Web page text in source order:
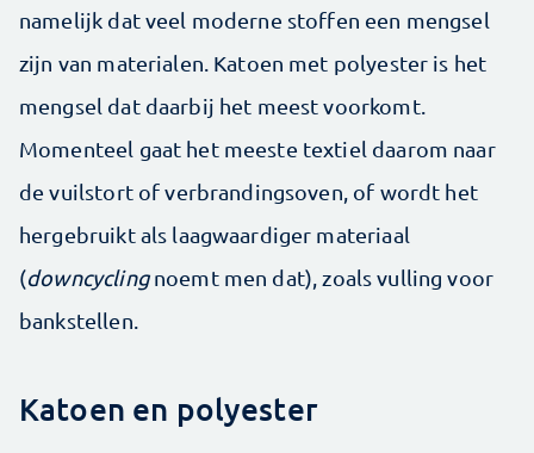
namelijk dat veel moderne stoffen een mengsel
zijn van materialen. Katoen met polyester is het
mengsel dat daarbij het meest voorkomt.
Momenteel gaat het meeste textiel daarom naar
de vuilstort of verbrandingsoven, of wordt het
hergebruikt als laagwaardiger materiaal
(downcyclingnoemt men dat), zoals vulling voor
bankstellen.
Katoen en polyester